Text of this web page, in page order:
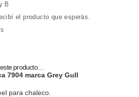
B
el producto que esperás.
producto…
7904 marca Grey Gull
para chaleco.